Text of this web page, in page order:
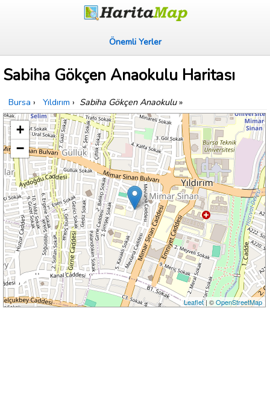
Önemli Yerler
Sabiha Gökçen Anaokulu Haritası
Bursa › Yıldırım › Sabiha Gökçen Anaokulu»
+
−
Leaflet| ©OpenStreetMap